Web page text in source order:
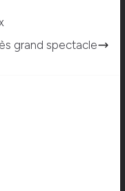
grand spectacle